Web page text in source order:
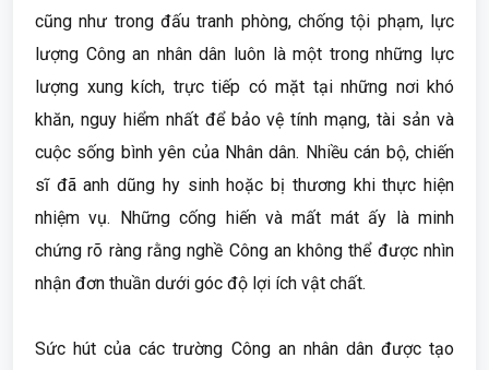
cũng như trong đấu tranh phòng, chống tội phạm, lực
lượng Công an nhân dân luôn là một trong những lực
lượng xung kích, trực tiếp có mặt tại những nơi khó
khăn, nguy hiểm nhất để bảo vệ tính mạng, tài sản và
cuộc sống bình yên của Nhân dân. Nhiều cán bộ, chiến
sĩ đã anh dũng hy sinh hoặc bị thương khi thực hiện
nhiệm vụ. Những cống hiến và mất mát ấy là minh
chứng rõ ràng rằng nghề Công an không thể được nhìn
nhận đơn thuần dưới góc độ lợi ích vật chất.
Sức hút của các trường Công an nhân dân được tạo